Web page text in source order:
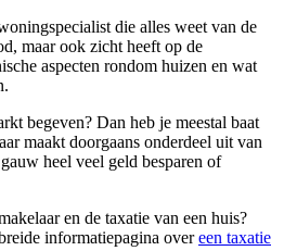
die alles weet van de
maar ook zicht heeft op de
aspecten rondom huizen en wat
begeven? Dan heb je meestal baat
maakt doorgaans onderdeel uit van
heel veel geld besparen of
en de taxatie van een huis?
informatiepagina overeen taxatie